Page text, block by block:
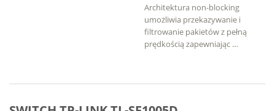
Architektura non-blocking
umożliwia przekazywanie i
filtrowanie pakietów z pełną
prędkością zapewniając …